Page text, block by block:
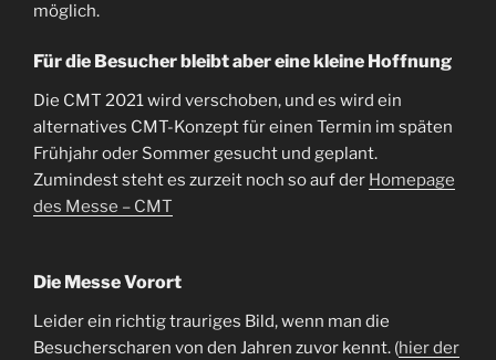
möglich.
Für die Besucher bleibt aber eine kleine Hoffnung
Die CMT 2021 wird verschoben, und es wird ein
alternatives CMT-Konzept für einen Termin im späten
Frühjahr oder Sommer gesucht und geplant.
Zumindest steht es zurzeit noch so auf der Homepage
des Messe – CMT
Die Messe Vorort
Leider ein richtig trauriges Bild, wenn man die
Besucherscharen von den Jahren zuvor kennt. (hier der